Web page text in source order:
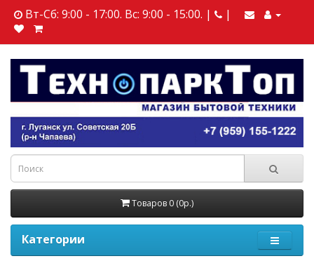
Вт-Сб: 9:00 - 17:00. Вс: 9:00 - 15:00. | |
Товаров 0 (0р.)
Категории